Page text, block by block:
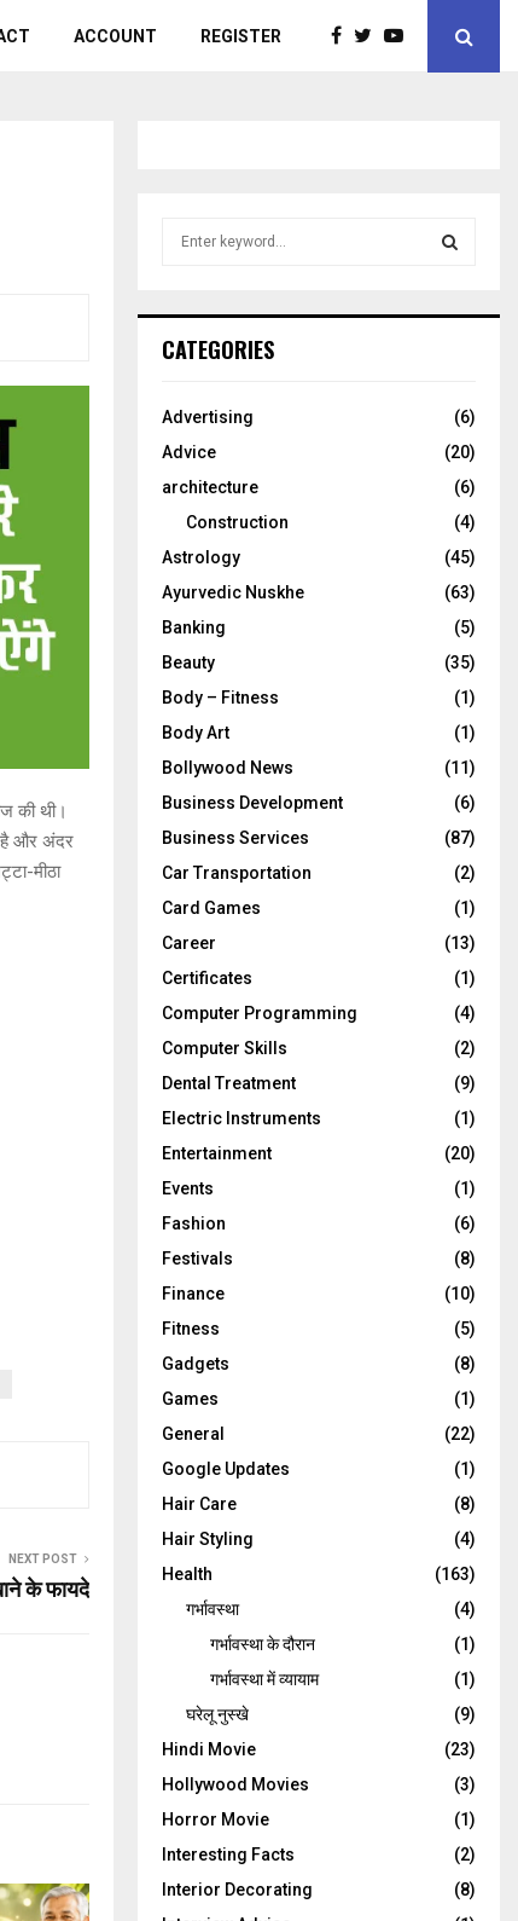
ACCOUNT REGISTER
की थी।
है और अंदर
मीठा
NEXT POST
के फायदे
h
o
:
CATEGORIES
Advertising
(6)
Advice
(20)
architecture
(6)
Construction
(4)
Astrology
(45)
Ayurvedic Nuskhe
(63)
Banking
(5)
Beauty
(35)
Body – Fitness
(1)
Body Art
(1)
Bollywood News
(11)
Business Development
(6)
Business Services
(87)
Car Transportation
(2)
Card Games
(1)
Career
(13)
Certificates
(1)
Computer Programming
(4)
Computer Skills
(2)
Dental Treatment
(9)
Electric Instruments
(1)
Entertainment
(20)
Events
(1)
Fashion
(6)
Festivals
(8)
Finance
(10)
Fitness
(5)
Gadgets
(8)
Games
(1)
General
(22)
Google Updates
(1)
Hair Care
(8)
Hair Styling
(4)
Health
(163)
गर्भावस्था
(4)
गर्भावस्‍था के दौरान
(1)
गर्भावस्था में व्यायाम
(1)
घरेलू नुस्‍खे
(9)
Hindi Movie
(23)
Hollywood Movies
(3)
Horror Movie
(1)
Interesting Facts
(2)
Interior Decorating
(8)